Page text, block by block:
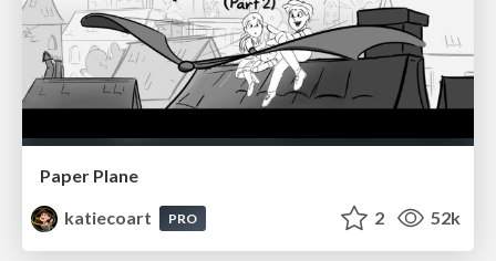
Paper Plane
katiecoart
PRO 2 52k